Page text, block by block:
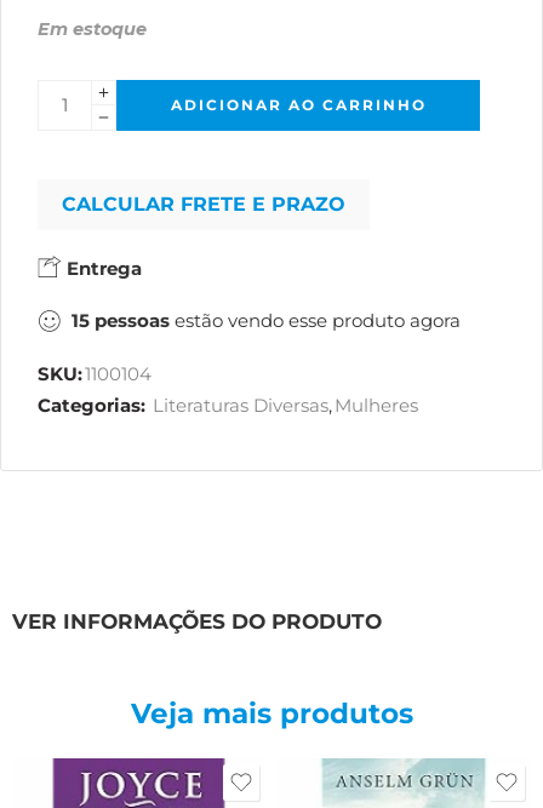
Em estoque
ADICIONAR AO CARRINHO
CALCULAR FRETE E PRAZO
Entrega
15 pessoas estão vendo esse produto agora
SKU:1100104
Categorias: Literaturas Diversas,Mulheres
VER INFORMAÇÕES DO PRODUTO
Veja mais produtos